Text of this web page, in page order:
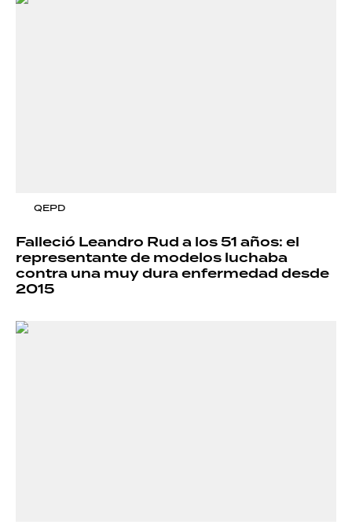
QEPD
Falleció Leandro Rud a los 51 años: el
representante de modelos luchaba
contra una muy dura enfermedad desde
2015